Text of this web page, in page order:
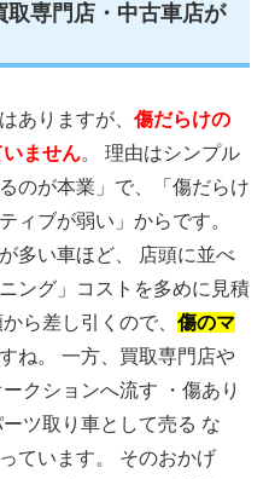
専門店・中古車店が
ありますが、 傷だらけの
ません。 理由はシンプル
のが本業」で、「傷だらけ
ィブが弱い」からです。
多い車ほど、 店頭に並べ
ング」コストを多めに見積
ら差し引くので、 傷のマ
ね。 一方、買取専門店や
クションへ流す ・傷あり
ツ取り車として売る な
ています。 そのおかげ